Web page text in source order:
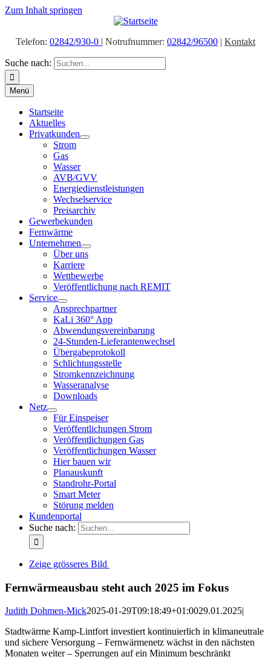
Zum Inhalt springen
Telefon: 02842/930-0 | Notrufnummer: 02842/96500 | Kontakt
Suche nach:
Menü
Startseite
Aktuelles
Privatkunden
Strom
Gas
Wasser
AVB/GVV
Energiedienstleistungen
Wechselservice
Preisarchiv
Gewerbekunden
Fernwärme
Unternehmen
Über uns
Karriere
Wettbewerbe
Veröffentlichung nach REMIT
Service
Ansprechpartner
KaLi 360° App
Abwendungsvereinbarung
24-Stunden-Lieferantenwechsel
Übergabeprotokoll
Schlichtungsstelle
Stromkennzeichnung
Wasseranalyse
Downloads
Netz
Für Einspeiser
Veröffentlichungen Strom
Veröffentlichungen Gas
Veröffentlichungen Wasser
Hier bauen wir
Planauskunft
Standrohr-Portal
Smart Meter
Störung melden
Kundenportal
Suche nach:
Zeige grösseres Bild
Fernwärmeausbau steht auch 2025 im Fokus
Judith Dohmen-Mick2025-01-29T09:18:49+01:0029.01.2025|
Stadtwärme Kamp-Lintfort investiert kontinuierlich in klimaneutrale
und sichere Versorgung – Fernwärmenetz wächst in den nächsten
Monaten weiter – Sperrungen auf ein Minimum beschränkt